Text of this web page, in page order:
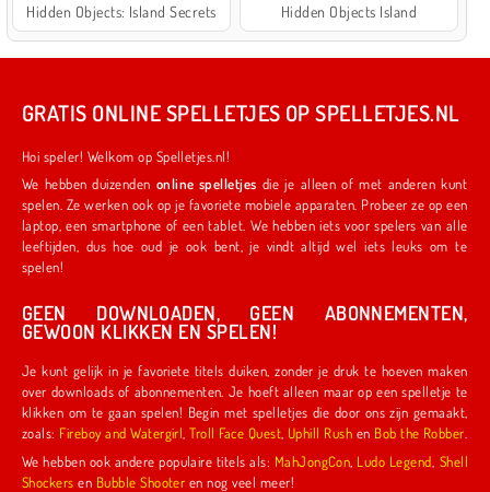
Hidden Objects: Island Secrets Hidden Objects Island
GRATIS ONLINE SPELLETJES OP SPELLETJES.NL
Hoi speler! Welkom op Spelletjes.nl!
We hebben duizenden online spelletjes die je alleen of met anderen kunt
spelen. Ze werken ook op je favoriete mobiele apparaten. Probeer ze op een
laptop, een smartphone of een tablet. We hebben iets voor spelers van alle
leeftijden, dus hoe oud je ook bent, je vindt altijd wel iets leuks om te
spelen!
GEEN DOWNLOADEN, GEEN ABONNEMENTEN,
GEWOON KLIKKEN EN SPELEN!
Je kunt gelijk in je favoriete titels duiken, zonder je druk te hoeven maken
over downloads of abonnementen. Je hoeft alleen maar op een spelletje te
klikken om te gaan spelen! Begin met spelletjes die door ons zijn gemaakt,
zoals:
Fireboy and Watergirl ,Troll Face Quest Uphill Rush en Bob the Robber
We hebben ook andere populaire titels als: MahJongCon Ludo Legend Shell
Shockers en Bubble Shooter en nog veel meer!